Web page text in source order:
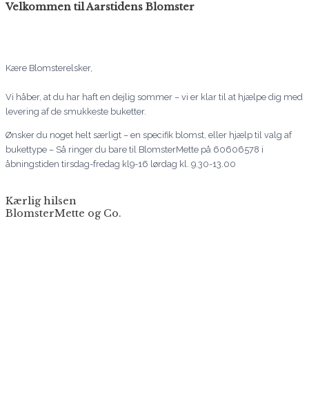
Velkommen til Aarstidens Blomster
Kære Blomsterelsker,
Vi håber, at du har haft en dejlig sommer – vi er klar til at hjælpe dig med
levering af de smukkeste buketter.
Ønsker du noget helt særligt – en specifik blomst, eller hjælp til valg af
bukettype – Så ringer du bare til BlomsterMette på 60606578 i
åbningstiden tirsdag-fredag kl9-16 lørdag kl. 9.30-13.00
Kærlig hilsen
BlomsterMette og Co.